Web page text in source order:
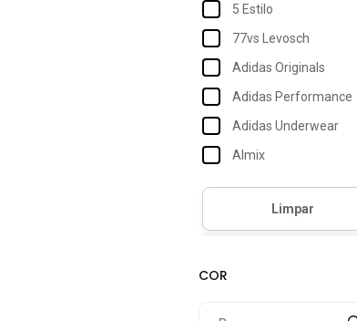
5 Estilo
77vs Levosch
Adidas Originals
Adidas Performance
Adidas Underwear
Almix
Alto Conceito